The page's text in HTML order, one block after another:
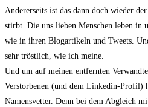
Andererseits ist das dann doch wieder
stirbt. Die uns lieben Menschen leben in
wie in ihren Blogartikeln und Tweets.
sehr tröstlich, wie ich meine.
Und um auf meinen entfernten
Verstorbenen (und dem Linkedin-Profil)
Namensvetter. Denn bei dem Abgleich